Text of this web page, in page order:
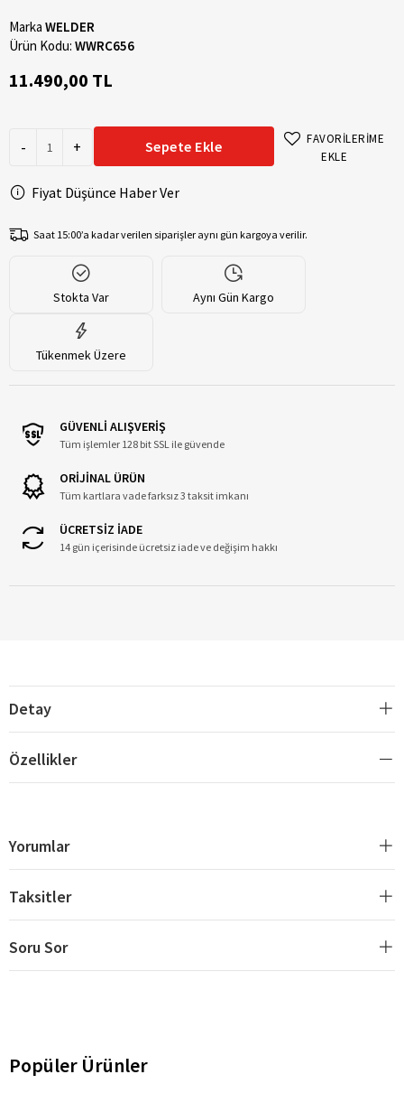
Marka WELDER
Ürün Kodu: WWRC656
11.490,00 TL
- + Sepete Ekle
FAVORİLERİME
EKLE
Fiyat Düşünce Haber Ver
Saat 15:00’a kadar verilen siparişler aynı gün kargoya verilir.
Stokta Var Aynı Gün Kargo
Tükenmek Üzere
GÜVENLİ ALIŞVERİŞ
Tüm işlemler 128 bit SSL ile güvende
ORİJİNAL ÜRÜN
Tüm kartlara vade farksız 3 taksit imkanı
ÜCRETSİZ İADE
14 gün içerisinde ücretsiz iade ve değişim hakkı
Detay
Özellikler
Yorumlar
Taksitler
Soru Sor
Popüler Ürünler